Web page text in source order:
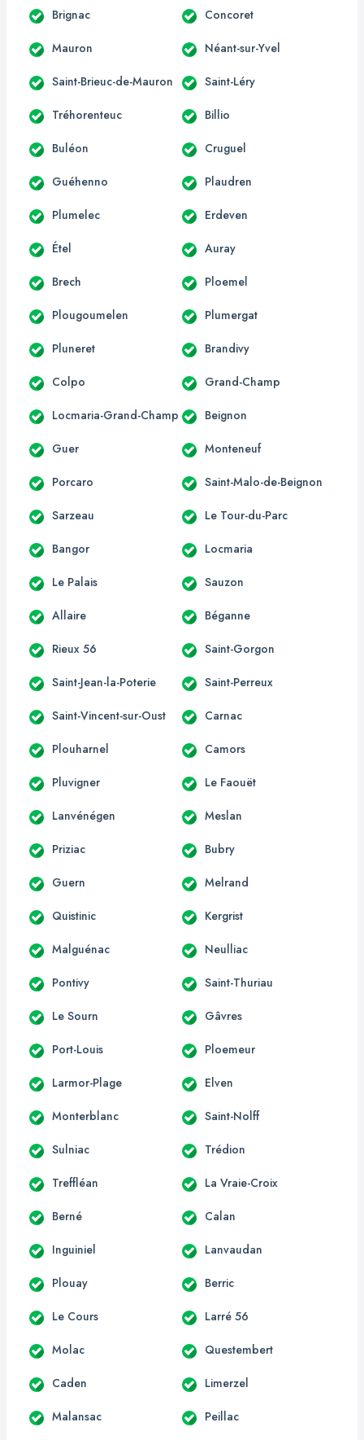
Brignac Concoret
Mauron Néant-sur-Yvel
Saint-Brieuc-de-Mauron Saint-Léry
Tréhorenteuc Billio
Buléon Cruguel
Guéhenno Plaudren
Plumelec Erdeven
Étel Auray
Brech Ploemel
Plougoumelen Plumergat
Pluneret Brandivy
Colpo Grand-Champ
Locmaria-Grand-Champ Beignon
Guer Monteneuf
Porcaro Saint-Malo-de-Beignon
Sarzeau Le Tour-du-Parc
Bangor Locmaria
Le Palais Sauzon
Allaire Béganne
Rieux 56 Saint-Gorgon
Saint-Jean-la-Poterie Saint-Perreux
Saint-Vincent-sur-Oust Carnac
Plouharnel Camors
Pluvigner Le Faouët
Lanvénégen Meslan
Priziac Bubry
Guern Melrand
Quistinic Kergrist
Malguénac Neulliac
Pontivy Saint-Thuriau
Le Sourn Gâvres
Port-Louis Ploemeur
Larmor-Plage Elven
Monterblanc Saint-Nolff
Sulniac Trédion
Treffléan La Vraie-Croix
Berné Calan
Inguiniel Lanvaudan
Plouay Berric
Le Cours Larré 56
Molac Questembert
Caden Limerzel
Malansac Peillac